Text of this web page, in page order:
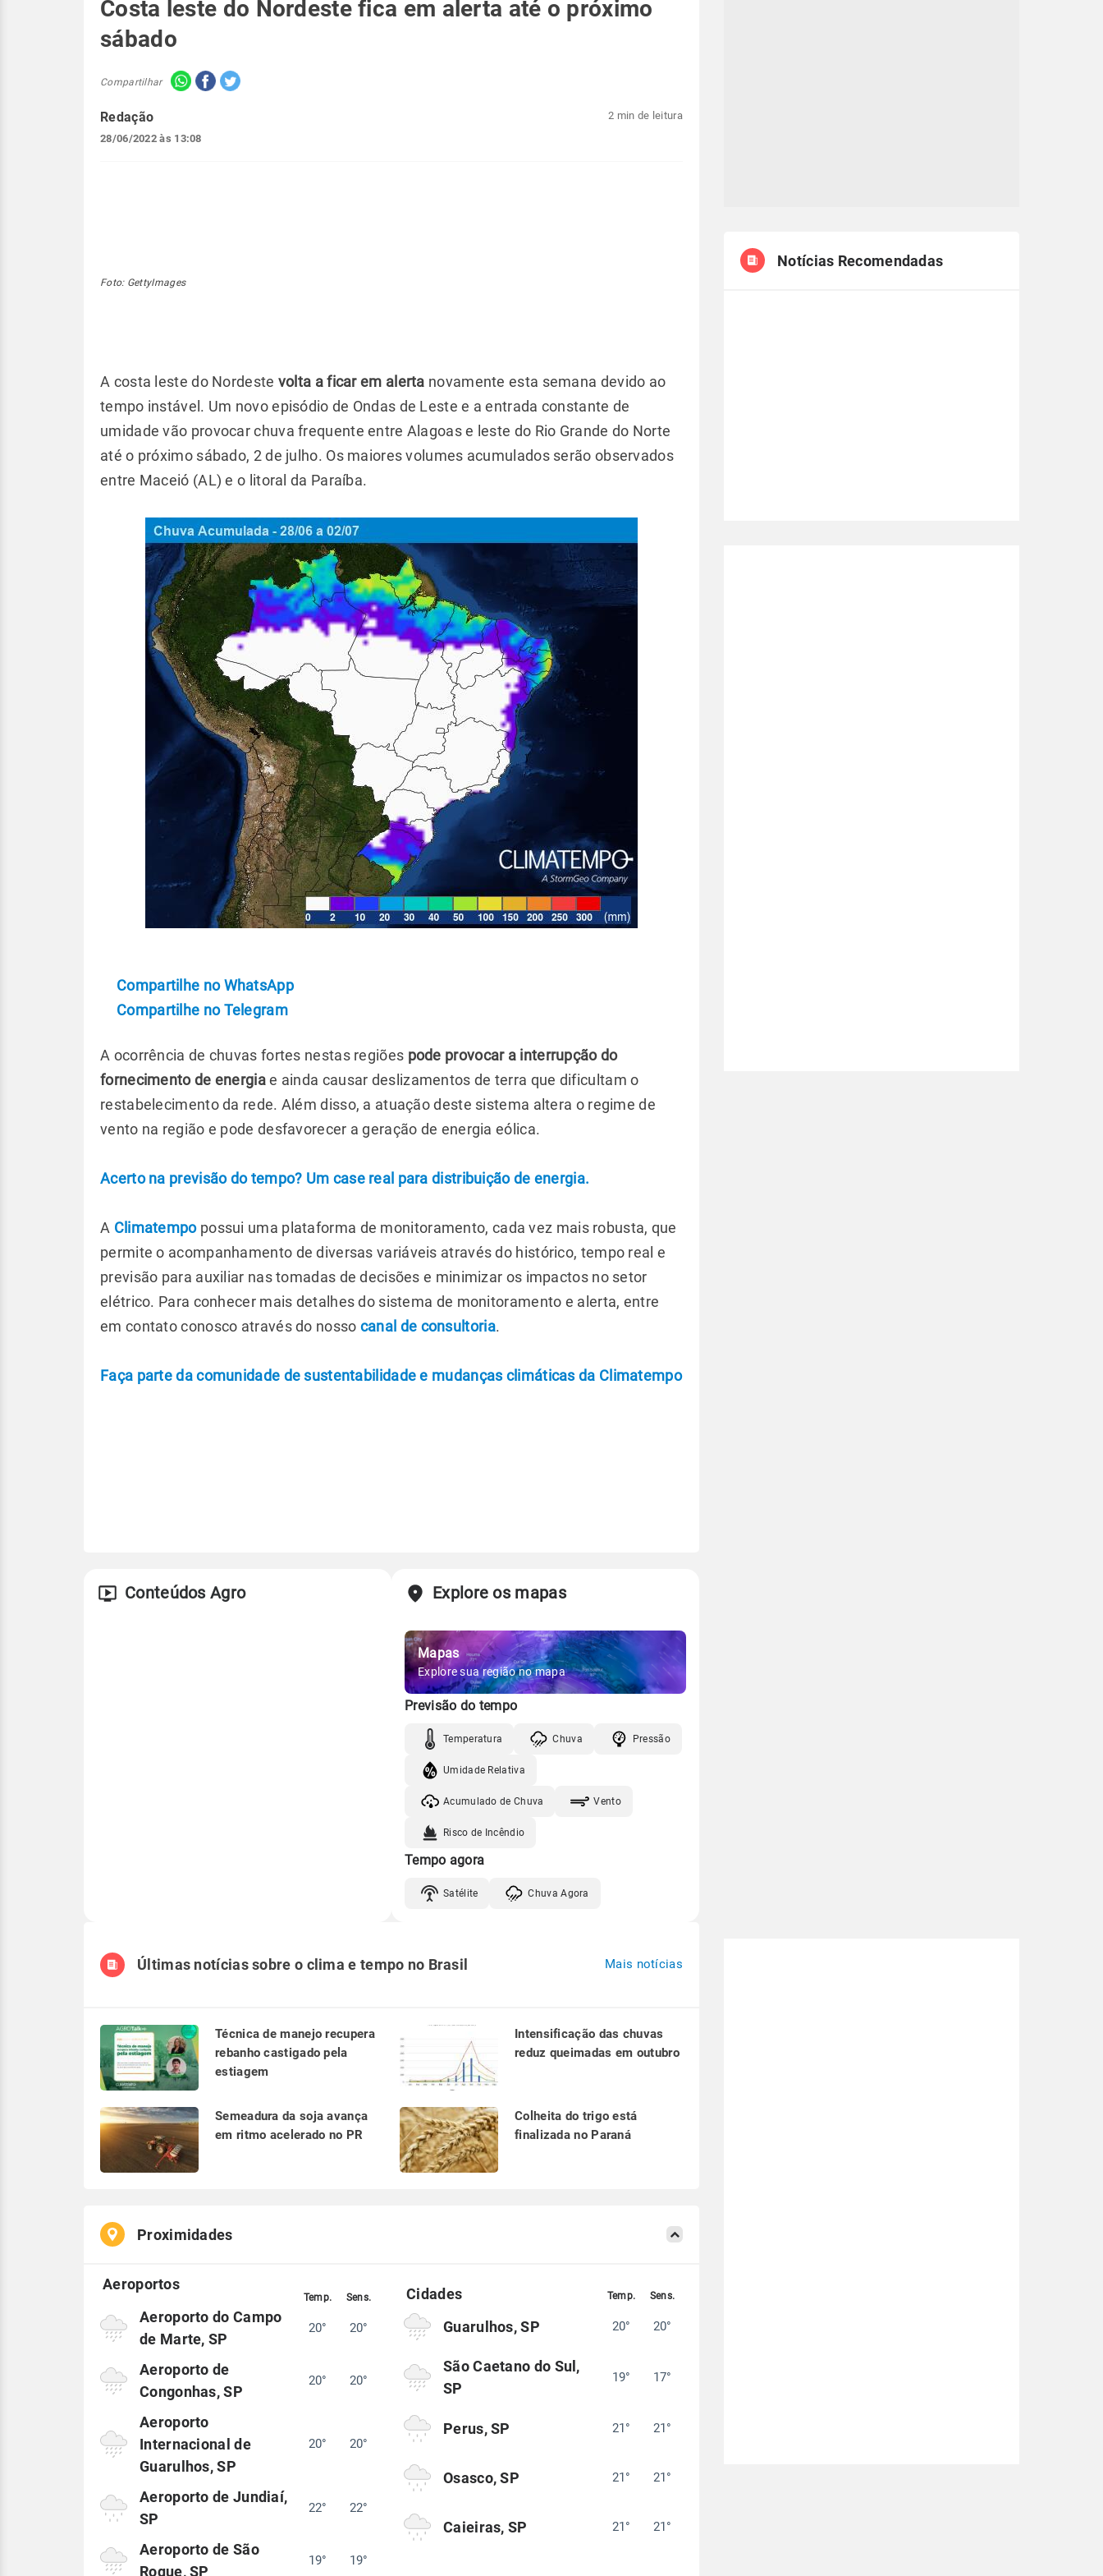
Costa leste do Nordeste fica em alerta até o próximo
sábado
Compartilhar
Redação
28/06/2022 às 13:08
2 min de leitura
Foto: GettyImages
A costa leste do Nordeste volta a ficar em alerta novamente esta semana devido ao
tempo instável. Um novo episódio de Ondas de Leste e a entrada constante de
umidade vão provocar chuva frequente entre Alagoas e leste do Rio Grande do Norte
até o próximo sábado, 2 de julho. Os maiores volumes acumulados serão observados
entre Maceió (AL) e o litoral da Paraíba.
Compartilhe no WhatsApp
Compartilhe no Telegram
A ocorrência de chuvas fortes nestas regiões pode provocar a interrupção do
fornecimento de energiae ainda causar deslizamentos de terra que dificultam o
restabelecimento da rede. Além disso, a atuação deste sistema altera o regime de
vento na região e pode desfavorecer a geração de energia eólica.
Acerto na previsão do tempo? Um case real para distribuição de energia.
A Climatempopossui uma plataforma de monitoramento, cada vez mais robusta, que
permite o acompanhamento de diversas variáveis através do histórico, tempo real e
previsão para auxiliar nas tomadas de decisões e minimizar os impactos no setor
elétrico. Para conhecer mais detalhes do sistema de monitoramento e alerta, entre
em contato conosco através do nosso canal de consultoria.
Faça parte da comunidade de sustentabilidade e mudanças climáticas da Climatempo
Conteúdos Agro Explore os mapas
Mapas
Explore sua região no mapa
Previsão do tempo
Temperatura Chuva Pressão
Umidade Relativa
Acumulado de Chuva Vento
Risco de Incêndio
Tempo agora
Satélite Chuva Agora
Notícias Recomendadas
Últimas notícias sobre o clima e tempo no Brasil Mais notícias
Técnica de manejo recupera
rebanho castigado pela
estiagem
Intensificação das chuvas
reduz queimadas em outubro
Semeadura da soja avança
em ritmo acelerado no PR
Colheita do trigo está
finalizada no Paraná
Proximidades
Aeroporto do Campo
de Marte, SP
20° 20°
Aeroporto de
Congonhas, SP
20° 20°
Aeroporto
Internacional de
Guarulhos, SP
20° 20°
Aeroporto de Jundiaí,
SP
22° 22°
Aeroporto de São
Roque, SP
19° 19°
Guarulhos, SP 20° 20°
São Caetano do Sul,
SP
19° 17°
Perus, SP 21° 21°
Osasco, SP 21° 21°
Caieiras, SP 21° 21°